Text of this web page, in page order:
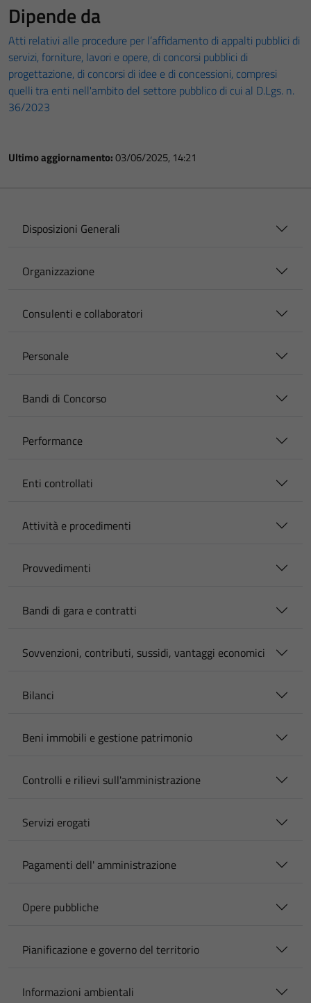
Dipende da
Atti relativi alle procedure per l’affidamento di appalti pubblici di
servizi, forniture, lavori e opere, di concorsi pubblici di
progettazione, di concorsi di idee e di concessioni, compresi
quelli tra enti nell'ambito del settore pubblico di cui al D.Lgs. n.
36/2023
Ultimo aggiornamento:03/06/2025, 14:21
Disposizioni Generali
Organizzazione
Consulenti e collaboratori
Personale
Bandi di Concorso
Performance
Enti controllati
Attività e procedimenti
Provvedimenti
Bandi di gara e contratti
Sovvenzioni, contributi, sussidi, vantaggi economici
Bilanci
Beni immobili e gestione patrimonio
Controlli e rilievi sull'amministrazione
Servizi erogati
Pagamenti dell' amministrazione
Opere pubbliche
Pianificazione e governo del territorio
Informazioni ambientali